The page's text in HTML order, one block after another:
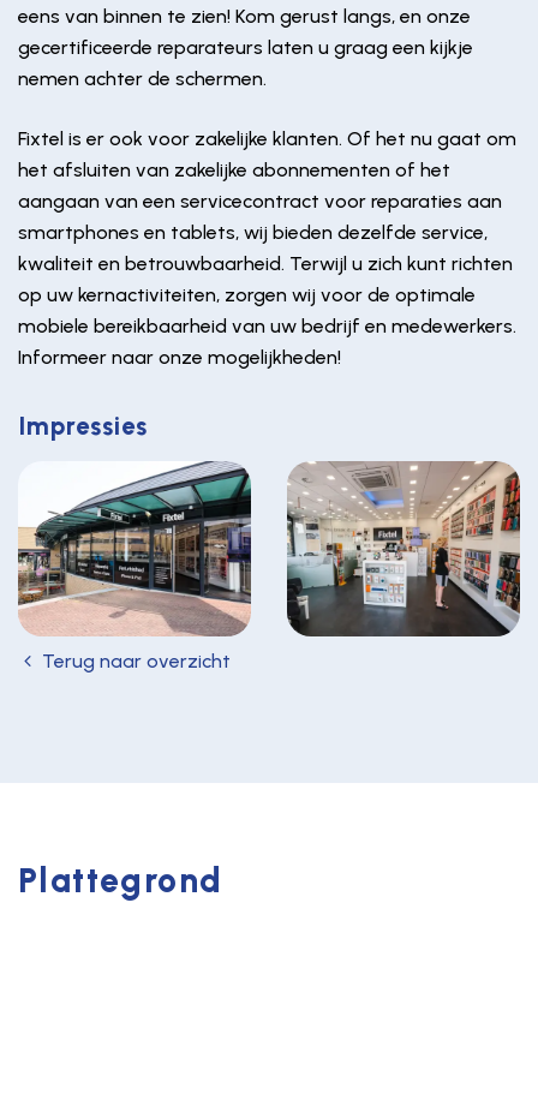
eens van binnen te zien! Kom gerust langs, en onze
gecertificeerde reparateurs laten u graag een kijkje
nemen achter de schermen.
Fixtel is er ook voor zakelijke klanten. Of het nu gaat om
het afsluiten van zakelijke abonnementen of het
aangaan van een servicecontract voor reparaties aan
smartphones en tablets, wij bieden dezelfde service,
kwaliteit en betrouwbaarheid. Terwijl u zich kunt richten
op uw kernactiviteiten, zorgen wij voor de optimale
mobiele bereikbaarheid van uw bedrijf en medewerkers.
Informeer naar onze mogelijkheden!
Impressies
Terug naar overzicht
Plattegrond